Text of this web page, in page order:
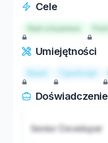
Cele
Start a business
Umiejętności
React TypeScript
Doświadczenie
Senior Developer